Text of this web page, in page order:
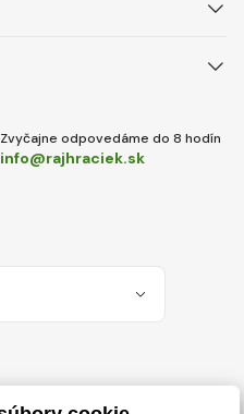
Zvyčajne odpovedáme do 8 hodín
info@rajhraciek.sk